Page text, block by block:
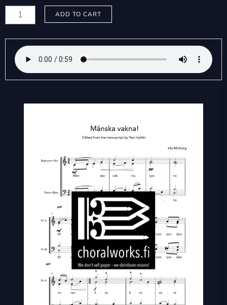
Moberg,
Ida:
Mänska
vakna!
quantity
ADD TO CART